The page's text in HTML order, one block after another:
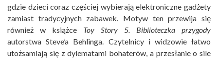
gdzie dzieci coraz częściej wybierają elektroniczne gadżety
zamiast tradycyjnych zabawek. Motyw ten przewija się
również w książce Toy Story 5. Biblioteczka przygody
autorstwa Steve’a Behlinga. Czytelnicy i widzowie łatwo
utożsamiają się z dylematami bohaterów, a przesłanie o sile